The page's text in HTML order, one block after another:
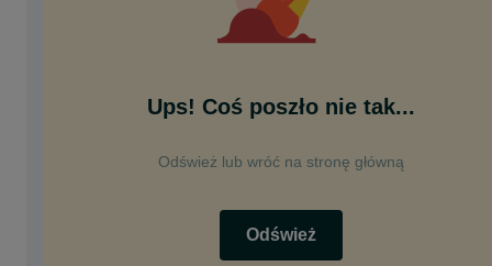
Ups! Coś poszło nie tak...
Odśwież lub wróć na stronę główną
Odśwież